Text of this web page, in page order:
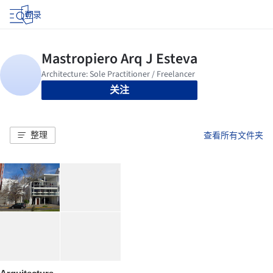
登录
关注
整理 查看所有文件夹